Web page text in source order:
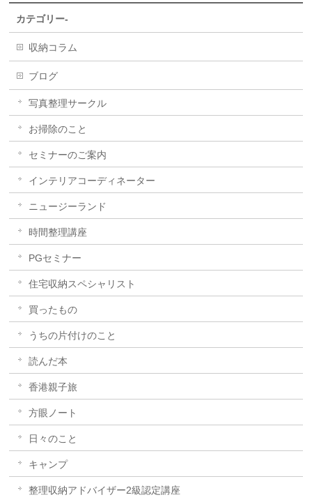
カテゴリー-
収納コラム
ブログ
写真整理サークル
お掃除のこと
セミナーのご案内
インテリアコーディネーター
ニュージーランド
時間整理講座
PGセミナー
住宅収納スペシャリスト
買ったもの
うちの片付けのこと
読んだ本
香港親子旅
方眼ノート
日々のこと
キャンプ
整理収納アドバイザー2級認定講座